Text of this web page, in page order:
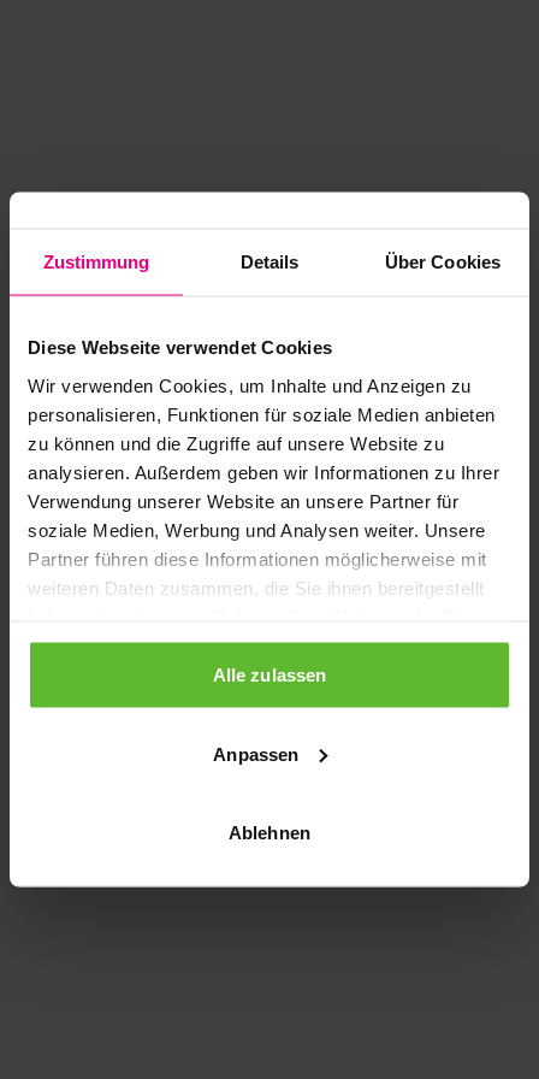
Zustimmung Details Über Cookies
Diese Webseite verwendet Cookies
Wir verwenden Cookies, um Inhalte und Anzeigen zu
personalisieren, Funktionen für soziale Medien anbieten
zu können und die Zugriffe auf unsere Website zu
analysieren. Außerdem geben wir Informationen zu Ihrer
Verwendung unserer Website an unsere Partner für
soziale Medien, Werbung und Analysen weiter. Unsere
Partner führen diese Informationen möglicherweise mit
weiteren Daten zusammen, die Sie ihnen bereitgestellt
gesammelt haben.
Alle zulassen
Anpassen
Ablehnen
Application error: a client-side exception has occurred
loading www.kurzwego.de (see the browser console for more
information).